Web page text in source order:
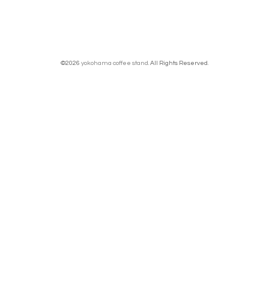
©2026 yokohama coffee stand. All Rights Reserved.